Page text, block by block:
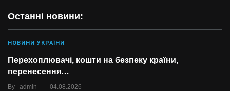
Останні новини:
НОВИНИ УКРАЇНИ
Перехоплювачі, кошти на безпеку країни,
перенесення…
By admin . 04.08.2026